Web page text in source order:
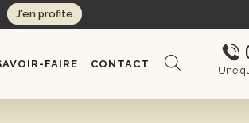
J'en profite
FAIRE CONTACT
Une